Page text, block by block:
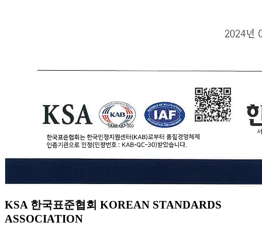
KSA 한국표준협회 KOREAN STANDARDS
ASSOCIATION